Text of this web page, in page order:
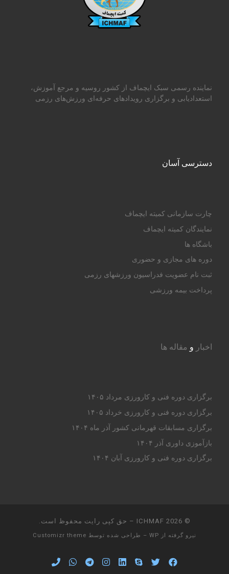
نماینده رسمی سبک ایچماف از کشور روسیه و مرجع آموزش،
استعدادیابی و برگزاری رویدادهای حرفه‌ای ورزش‌های رزمی
دسترسی آسان
چارت سازمانی کمیته ایچماف
نمایندگان کمیته ایچماف
باشگاه ها
دوره های مجازی و حضوری
ثبت نام عضویت فدراسیون ورزشهای رزمی
پرداخت بیمه ورزشی
اخبار و مقاله ها
برگزاری دوره فنی و کارورزی مرداد ۱۴۰۵
برگزاری دوره فنی و کارورزی خرداد ۱۴۰۵
برگزاری مسابقات قهرمانی کشور آذر ماه ۱۴۰۴
بازآموزی داوری آذر ۱۴۰۴
برگزاری دوره فنی و کارورزی آبان ۱۴۰۴
© 2026
ICHMAF – حق کپی رایت محفوظ است.
نیرو گرفته از WP – طراحی شده توسط Customizr theme